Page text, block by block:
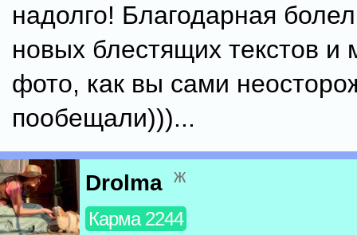
надолго! Благодарная
новых блестящих текстов и
фото, как вы сами
пообещали)))...
Drolma ж
Карма 2244